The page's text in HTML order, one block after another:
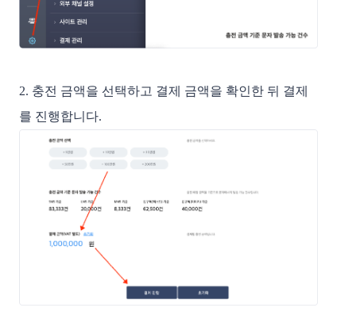
2. 충전 금액을 선택하고 결제 금액을 확인한 뒤 결제
를 진행합니다.